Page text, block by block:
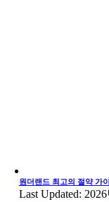
원더랜드 최고의 절약 가
Last Updated: